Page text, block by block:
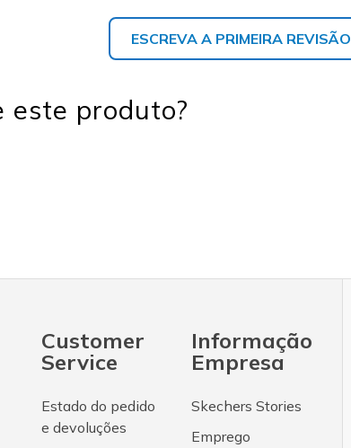
ESCREVA A PRIMEIRA REVISÃO
este produto?
Customer
Service
Estado do pedido
e devoluções
Informação
Empresa
Skechers Stories
Emprego